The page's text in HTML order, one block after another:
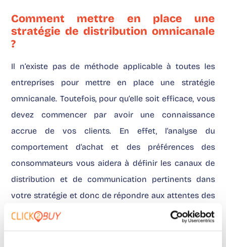
Comment mettre en place une
stratégie de distribution omnicanale
?
Il n’existe pas de méthode applicable à toutes les
entreprises pour mettre en place une stratégie
omnicanale. Toutefois, pour qu’elle soit efficace, vous
devez commencer par avoir une connaissance
accrue de vos clients. En effet, l’analyse du
comportement d’achat et des préférences des
consommateurs vous aidera à définir les canaux de
distribution et de communication pertinents dans
votre stratégie et donc de répondre aux attentes des
consommateurs.